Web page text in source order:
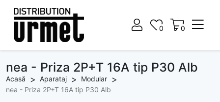
0
0 0
nea - Priza 2P+T 16A tip P30 Alb
Acasă Aparataj
Modular
nea - Priza 2P+T 16A tip P30 Alb